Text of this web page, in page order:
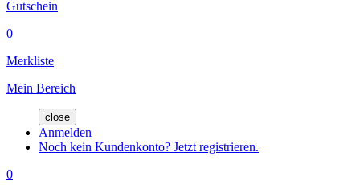
Gutschein
0
Merkliste
Mein Bereich
close
Anmelden
Noch kein Kundenkonto? Jetzt registrieren.
0